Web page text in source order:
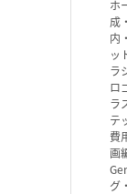
ホ
成
内
ッ
ラ
ロ
ラ
テ
費
画
グ